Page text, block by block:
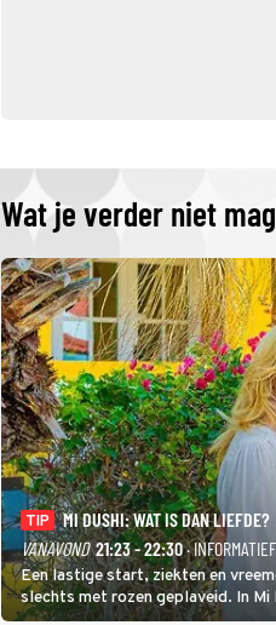
Wat je verder niet
TIP
MI DUSHI: WAT IS DAN LIEFDE?
VANAVOND 21:23 - 22:30· INFORMATIEF
Een lastige start, ziekten en
slechts met rozen geplaveid. In
showbizzkoppel mee uit vissen